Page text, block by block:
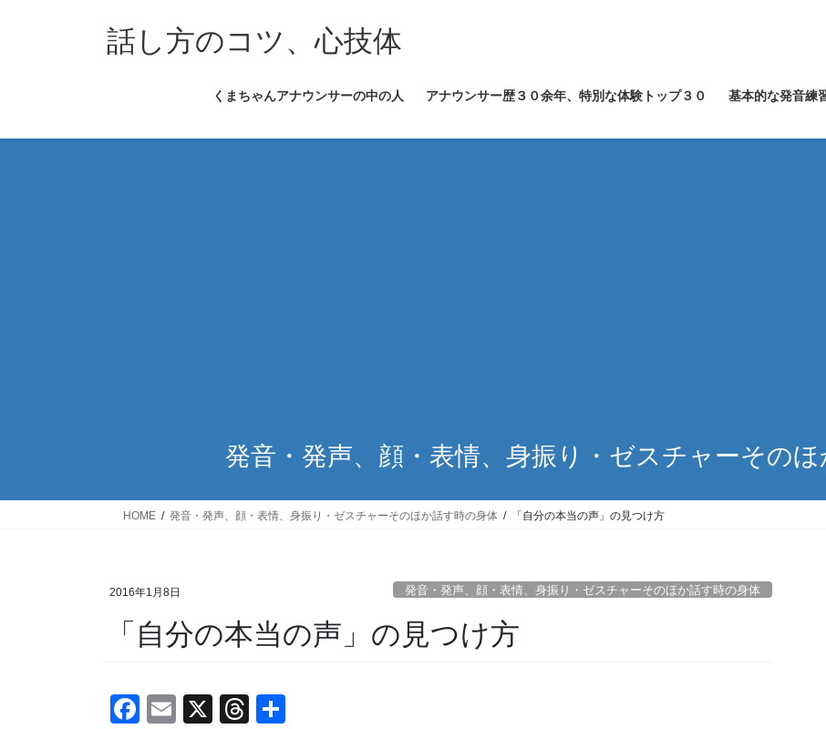
ス
ン
話し方のコツ、心技体
くまちゃんアナウンサーの中の人 アナウンサー歴３０余年、特別な体験トップ３０ 基本的な発音練
発音・発声、顔・表情、身振り・ゼスチャーその
HOME 発音・発声、顔・表情、身振り・ゼスチャーそのほか話す時の身体 「自分の本当の声」の見つけ方
2016年1月8日 発音・発声、顔・表情、身振り・ゼスチャーそのほか話す時の身体
「自分の本当の声」の見つけ方
F
E
X
T